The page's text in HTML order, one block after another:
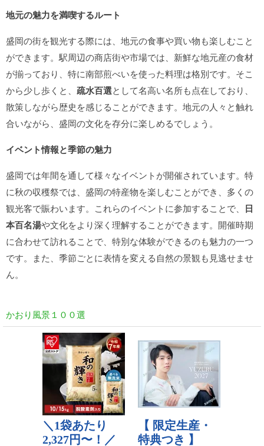
地元の魅力を満喫するルート
盛岡の街を観光する際には、地元の食事や買い物も楽しむこと
ができます。駅周辺の商店街や市場では、新鮮な地元産の食材
が揃っており、特に南部煎べいを使った料理は格別です。そこ
から少し歩くと、 疏水百選として名高い名所も点在しており、
散策しながら歴史を感じることができます。地元の人々と触れ
合いながら、盛岡の文化を存分に楽しめるでしょう。
イベント情報と季節の魅力
盛岡では年間を通して様々なイベントが開催されています。特
に秋の収穫祭では、盛岡の特産物を楽しむことができ、多くの
観光客で賑わいます。これらのイベントに参加することで、 日
本百名湯や文化をより深く理解することができます。開催時期
に合わせて訪れることで、特別な体験ができるのも魅力の一つ
です。また、季節ごとに表情を変える自然の景観も見逃せませ
ん。
かおり風景１００選